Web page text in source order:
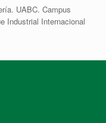
UABC. Campus
Industrial Internacional